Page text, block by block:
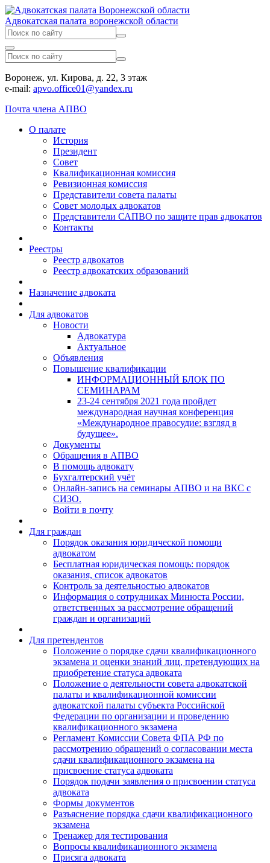
Адвокатская палата воронежской области
Воронеж, ул. Кирова, д. 22, 3 этаж
e-mail: apvo.office01@yandex.ru
Почта члена АПВО
О палате
История
Президент
Совет
Квалификационная комиссия
Ревизионная комиссия
Представители совета палаты
Совет молодых адвокатов
Представители САПВО по защите прав адвокатов
Контакты
Реестры
Реестр адвокатов
Реестр адвокатских образований
Назначение адвоката
Для адвокатов
Новости
Адвокатура
Актуальное
Объявления
Повышение квалификации
ИНФОРМАЦИОННЫЙ БЛОК ПО
СЕМИНАРАМ
23-24 сентября 2021 года пройдет
международная научная конференция
«Международное правосудие: взгляд в
будущее».
Документы
Обращения в АПВО
В помощь адвокату
Бухгалтерский учёт
Онлайн-запись на семинары АПВО и на ВКС с
СИЗО.
Войти в почту
Для граждан
Порядок оказания юридической помощи
адвокатом
Бесплатная юридическая помощь: порядок
оказания, список адвокатов
Контроль за деятельностью адвокатов
Информация о сотрудниках Минюста России,
ответственных за рассмотрение обращений
граждан и организаций
Для претендентов
Положение о порядке сдачи квалификационного
экзамена и оценки знаний лиц, претендующих на
приобретение статуса адвоката
Положение о деятельности совета адвокатской
палаты и квалификационной комиссии
адвокатской палаты субъекта Российской
Федерации по организации и проведению
квалификационного экзамена
Регламент Комиссии Совета ФПА РФ по
рассмотрению обращений о согласовании места
сдачи квалификационного экзамена на
присвоение статуса адвоката
Порядок подачи заявления о присвоении статуса
адвоката
Формы документов
Разъяснение порядка сдачи квалификационного
экзамена
Тренажер для тестирования
Вопросы квалификационного экзамена
Присяга адвоката